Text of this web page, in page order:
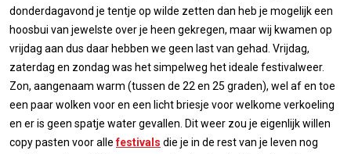
donderdagavond je tentje op wilde zetten dan heb je mogelijk een
hoosbui van jewelste over je heen gekregen, maar wij kwamen op
vrijdag aan dus daar hebben we geen last van gehad. Vrijdag,
zaterdag en zondag was het simpelweg het ideale festivalweer.
Zon, aangenaam warm (tussen de 22 en 25 graden), wel af en toe
een paar wolken voor en een licht briesje voor welkome verkoeling
en er is geen spatje water gevallen. Dit weer zou je eigenlijk willen
copy pasten voor allefestivals die je in de rest van je leven nog